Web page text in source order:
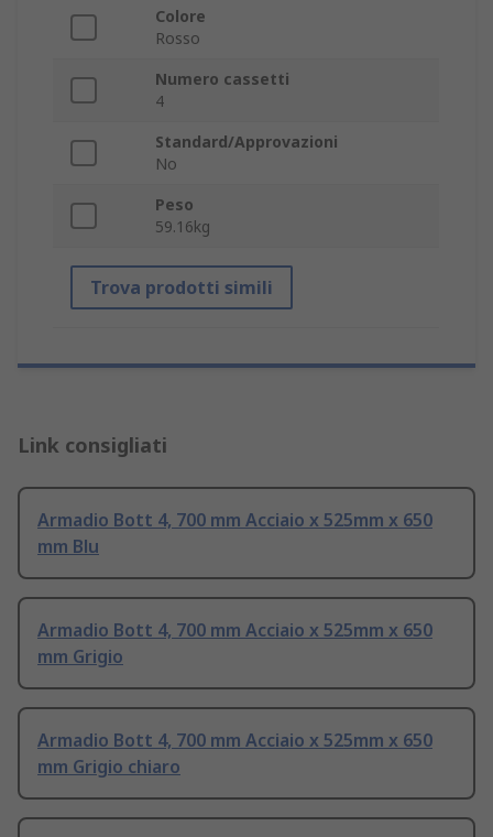
Colore
Rosso
Numero cassetti
4
Standard/Approvazioni
No
Peso
59.16kg
Trova prodotti simili
Link consigliati
Armadio Bott 4, 700 mm Acciaio x 525mm x 650
mm Blu
Armadio Bott 4, 700 mm Acciaio x 525mm x 650
mm Grigio
Armadio Bott 4, 700 mm Acciaio x 525mm x 650
mm Grigio chiaro